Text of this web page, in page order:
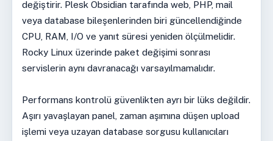
değiştirir. Plesk Obsidian tarafında web, PHP, mail
veya database bileşenlerinden biri güncellendiğinde
CPU, RAM, I/O ve yanıt süresi yeniden ölçülmelidir.
Rocky Linux üzerinde paket değişimi sonrası
servislerin aynı davranacağı varsayılmamalıdır.
Performans kontrolü güvenlikten ayrı bir lüks değildir.
Aşırı yavaşlayan panel, zaman aşımına düşen upload
işlemi veya uzayan database sorgusu kullanıcıları